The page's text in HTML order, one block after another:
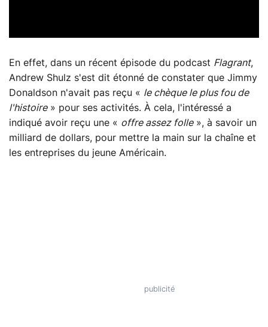
En effet, dans un récent épisode du podcast Flagrant,
Andrew Shulz s'est dit étonné de constater que Jimmy
Donaldson n'avait pas reçu « le chèque le plus fou de
l'histoire» pour ses activités. À cela, l'intéressé a
indiqué avoir reçu une « offre assez folle», à savoir un
milliard de dollars, pour mettre la main sur la chaîne et
les entreprises du jeune Américain.